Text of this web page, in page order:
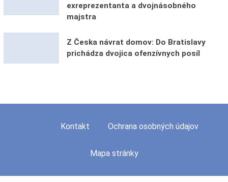
exreprezentanta a dvojnásobného
majstra
Z Česka návrat domov: Do Bratislavy
prichádza dvojica ofenzívnych posíl
Kontakt Ochrana osobných údajov
Mapa stránky